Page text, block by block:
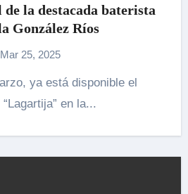
la destacada baterista
González Ríos
Mar 25, 2025
en la...